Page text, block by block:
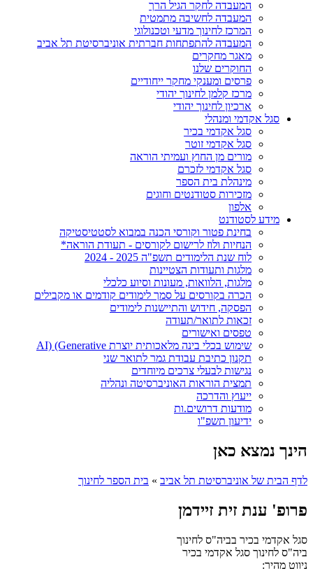
המעבדה לחקר הגיל הרך
המעבדה לחשיבה מתמטית
המרכז לחינוך מדעי וטכנולוגי
המעבדה להתפתחות חברתית אוניברסיטת תל אביב
מאגר מחקרים
החוקרים שלנו
פרסים ומענקי מחקר ייחודיים
מרכז קלמן לחינוך יהודי
ארכיון לחינוך יהודי
סגל אקדמי ומנהלי
סגל אקדמי בכיר
סגל אקדמי זוטר
מורים מן החוץ ועמיתי הוראה
סגל אקדמי לזכרם
מינהלת בית הספר
מזכירות סטודנטים וחוגים
אלפון
מידע לסטודנט
בחינת פטור וקורסי הכנה במבוא לסטטיסטיקה
הנחיות ולוז לרישום לקורסים - תעודת הוראה*
לוח שנת הלימודים תשפ"ה 2025 - 2024
מלגות ותעודות הצטיינות
מלגות, הלוואות, מעונות וסיוע כלכלי
הכרה בקורסים על סמך לימודים קודמים או מקבילים
הפסקה, חידוש והתיישנות לימודים
זכאות לתואר/תעודה
טפסים ואישורים
שימוש בכלי בינה מלאכותית יוצרת AI) (Generative
תקנון כתיבת עבודת גמר לתואר שני
נגישות לבעלי צרכים מיוחדים
תמצית הוראות האוניברסיטה ונהליה
ייעוץ והדרכה
מודעות דרושים.ות
ידיעון תשפ"ו
הינך נמצא כאן
לדף הבית של אוניברסיטת תל אביב » בית הספר לחינוך
פרופ' ענת זית זיידמן
סגל אקדמי בכיר בביה"ס לחינוך
ביה"ס לחינוך סגל אקדמי בכיר
ניווט מהיר: